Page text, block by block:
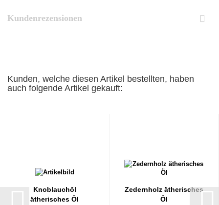
Kundenrezensionen
Kunden, welche diesen Artikel bestellten, haben
auch folgende Artikel gekauft:
Knoblauchöl
ätherisches Öl
Zedernholz ätherisches
Öl